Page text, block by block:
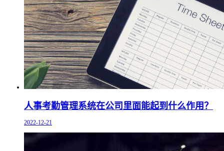
人事考勤管理系统在公司里面能起到什么作用？
2022-12-21